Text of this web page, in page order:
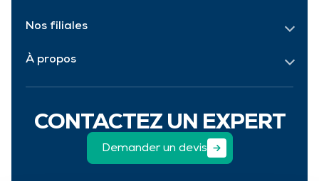
CONTACTEZ UN EXPERT
Demander un devis
Nos filiales
À propos